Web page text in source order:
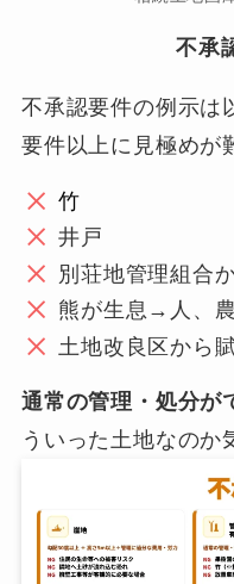
不承
不承認要件の例示は
要件以上に見極めが
竹
井戸
別荘地管理組合
熊が生息→人、
土地改良区から
通常の管理・処分が
ういった土地なの